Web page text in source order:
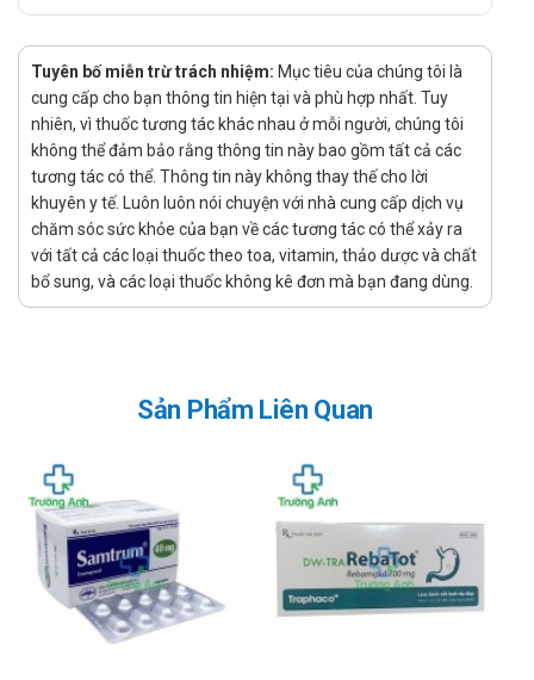
Liều dùng - Cách dùng của thuốc Dotioco
Cách dùng :
Dùng uống. Ở người loét dạ dày hoặc tá tràng không có
biến chứng, cho uống thuốc 1 - 3 giờ sau khi ăn và lúc
đi ngủ. Một đợt dùng thuốc trong khoảng từ 4 - 6 tuần
hoặc tới khi vết loét liền.
Liều dùng :
Người lớn: 1-2 gói (10 g), uống 3 lần mỗi ngày.
Trẻ em trên 6 tuổi: ½ - 1 gói (10 g), 3 lần mỗi ngày.
Bị rối loạn chức năng thận, gan.
Trẻ nhỏ dưới 5 tuổi.
Sử dụng thuốc Dotioco cho phụ nữ có
thai và đang cho con bú
Chưa có báo cáo cụ thể.
Sử dụng thuốc Dotioco cho người lái xe
và vận hành máy móc
Tuyên bố miễn trừ trách nhiệm: Mục tiêu của chúng tôi là
cung cấp cho bạn thông tin hiện tại và phù hợp nhất. Tuy
nhiên, vì thuốc tương tác khác nhau ở mỗi người, chúng tôi
không thể đảm bảo rằng thông tin này bao gồm tất cả các
tương tác có thể. Thông tin này không thay thế cho lời
khuyên y tế. Luôn luôn nói chuyện với nhà cung cấp dịch vụ
chăm sóc sức khỏe của bạn về các tương tác có thể xảy ra
với tất cả các loại thuốc theo toa, vitamin, thảo dược và chất
bổ sung, và các loại thuốc không kê đơn mà bạn đang dùng.
Sản Phẩm Liên Quan